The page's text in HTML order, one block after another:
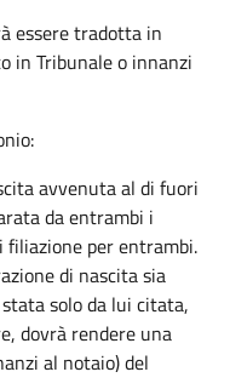
essere tradotta in
in Tribunale o innanzi
avvenuta al di fuori
da entrambi i
per entrambi.
di nascita sia
solo da lui citata,
dovrà rendere una
al notaio) del